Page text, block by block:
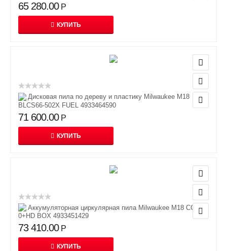
65 280.00 Р
КУПИТЬ
Дисковая пила по дереву и пластику Milwaukee M18
BLCS66-502X FUEL 4933464590
71 600.00 Р
КУПИТЬ
Аккумуляторная циркулярная пила Milwaukee M18 CCS55-
0+HD BOX 4933451429
73 410.00 Р
КУПИТЬ